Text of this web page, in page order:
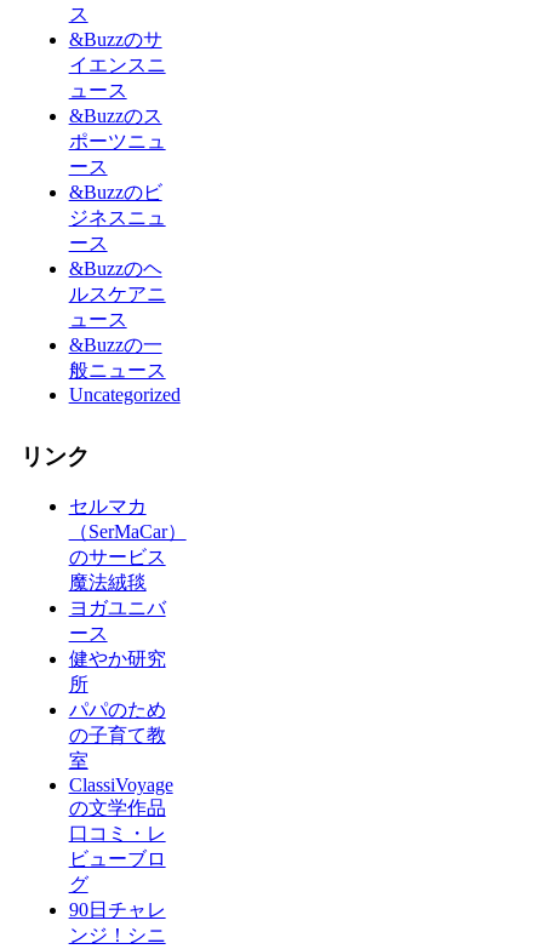
ス
&Buzzのサ
イエンスニ
ュース
&Buzzのス
ポーツニュ
ース
&Buzzのビ
ジネスニュ
ース
&Buzzのヘ
ルスケアニ
ュース
&Buzzの一
般ニュース
Uncategorized
リンク
セルマカ
（SerMaCar）
のサービス
魔法絨毯
ヨガユニバ
ース
健やか研究
所
パパのため
の子育て教
室
ClassiVoyage
の文学作品
口コミ・レ
ビューブロ
グ
90日チャレ
ンジ！シニ